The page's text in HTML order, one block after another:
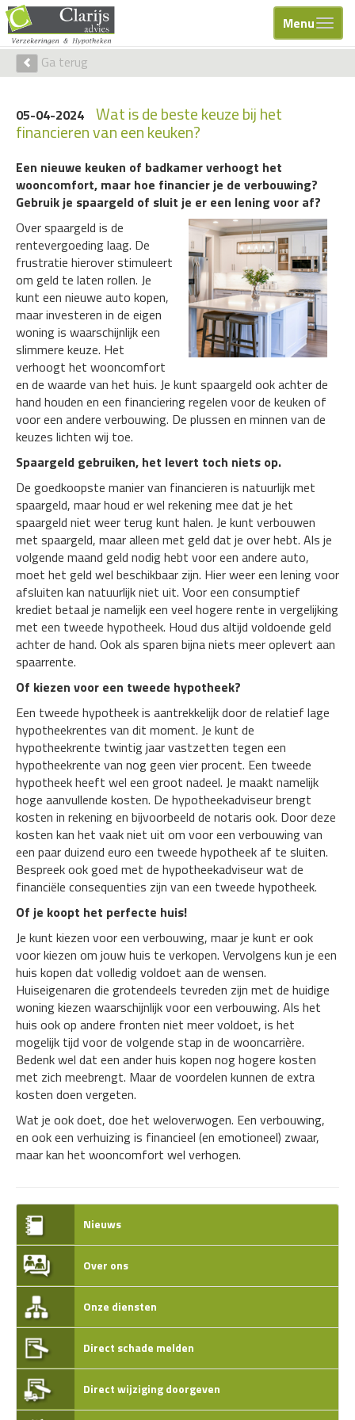
Menu
Ga terug
05-04-2024 Wat is de beste keuze bij het
financieren van een keuken?
Een nieuwe keuken of badkamer verhoogt het
wooncomfort, maar hoe financier je de verbouwing?
Gebruik je spaargeld of sluit je er een lening voor af?
Over spaargeld is de
rentevergoeding laag. De
frustratie hierover stimuleert
om geld te laten rollen. Je
kunt een nieuwe auto kopen,
maar investeren in de eigen
woning is waarschijnlijk een
slimmere keuze. Het
verhoogt het wooncomfort
en de waarde van het huis. Je kunt spaargeld ook achter de
hand houden en een financiering regelen voor de keuken of
voor een andere verbouwing. De plussen en minnen van de
keuzes lichten wij toe.
Spaargeld gebruiken, het levert toch niets op.
De goedkoopste manier van financieren is natuurlijk met
spaargeld, maar houd er wel rekening mee dat je het
spaargeld niet weer terug kunt halen. Je kunt verbouwen
met spaargeld, maar alleen met geld dat je over hebt. Als je
volgende maand geld nodig hebt voor een andere auto,
moet het geld wel beschikbaar zijn. Hier weer een lening voor
afsluiten kan natuurlijk niet uit. Voor een consumptief
krediet betaal je namelijk een veel hogere rente in vergelijking
met een tweede hypotheek. Houd dus altijd voldoende geld
achter de hand. Ook als sparen bijna niets meer oplevert aan
spaarrente.
Of kiezen voor een tweede hypotheek?
Een tweede hypotheek is aantrekkelijk door de relatief lage
hypotheekrentes van dit moment. Je kunt de
hypotheekrente twintig jaar vastzetten tegen een
hypotheekrente van nog geen vier procent. Een tweede
hypotheek heeft wel een groot nadeel. Je maakt namelijk
hoge aanvullende kosten. De hypotheekadviseur brengt
kosten in rekening en bijvoorbeeld de notaris ook. Door deze
kosten kan het vaak niet uit om voor een verbouwing van
een paar duizend euro een tweede hypotheek af te sluiten.
Bespreek ook goed met de hypotheekadviseur wat de
financiële consequenties zijn van een tweede hypotheek.
Of je koopt het perfecte huis!
Je kunt kiezen voor een verbouwing, maar je kunt er ook
voor kiezen om jouw huis te verkopen. Vervolgens kun je een
huis kopen dat volledig voldoet aan de wensen.
Huiseigenaren die grotendeels tevreden zijn met de huidige
woning kiezen waarschijnlijk voor een verbouwing. Als het
huis ook op andere fronten niet meer voldoet, is het
mogelijk tijd voor de volgende stap in de wooncarrière.
Bedenk wel dat een ander huis kopen nog hogere kosten
met zich meebrengt. Maar de voordelen kunnen de extra
kosten doen vergeten.
Wat je ook doet, doe het weloverwogen. Een verbouwing,
en ook een verhuizing is financieel (en emotioneel) zwaar,
maar kan het wooncomfort wel verhogen.
Nieuws
Over ons
Onze diensten
Direct schade melden
Direct wijziging doorgeven